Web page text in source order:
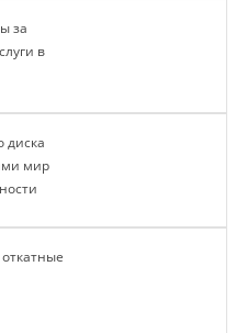
за
в
диска
мир